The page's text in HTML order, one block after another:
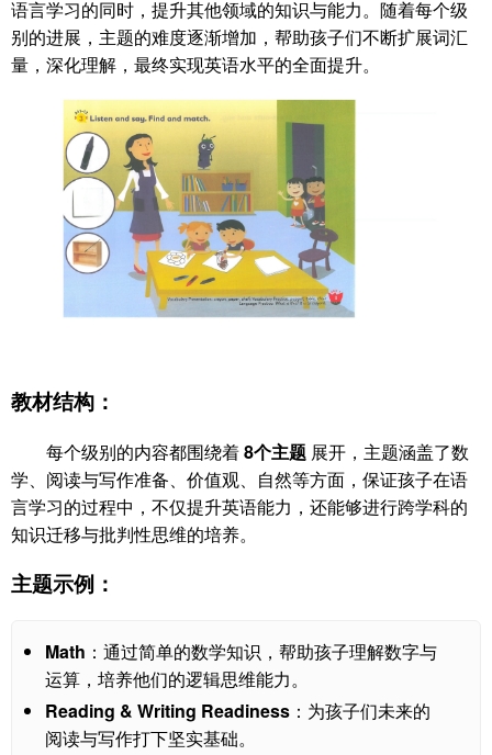
语言学习的同时，提升其他领域的知识与能力。随着每个级
别的进展，主题的难度逐渐增加，帮助孩子们不断扩展词汇
量，深化理解，最终实现英语水平的全面提升。
教材结构：
每个级别的内容都围绕着8个主题 展开，主题涵盖了数
学、阅读与写作准备、价值观、自然等方面，保证孩子在语
言学习的过程中，不仅提升英语能力，还能够进行跨学科的
知识迁移与批判性思维的培养。
主题示例：
Math ：通过简单的数学知识，帮助孩子理解数字与
运算，培养他们的逻辑思维能力。
Reading & Writing Readiness ：为孩子们未来的
阅读与写作打下坚实基础。